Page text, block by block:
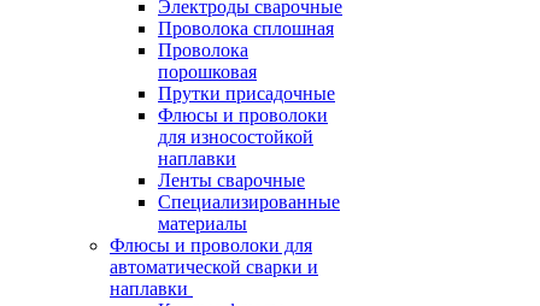
Электроды сварочные
Проволока сплошная
Проволока
порошковая
Прутки присадочные
Флюсы и проволоки
для износостойкой
наплавки
Ленты сварочные
Специализированные
материалы
Флюсы и проволоки для
автоматической сварки и
наплавки